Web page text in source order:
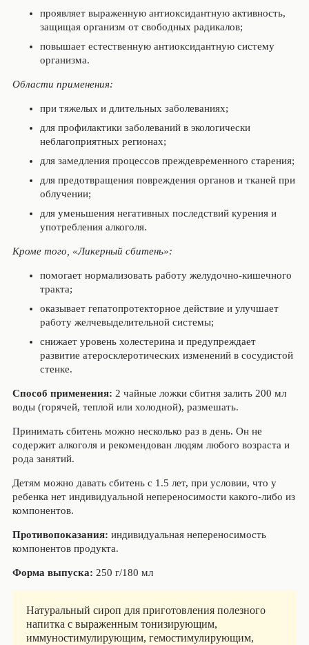
проявляет выраженную антиоксидантную активность,
защищая организм от свободных радикалов;
повышает естественную антиоксидантную систему
организма.
Области применения:
при тяжелых и длительных заболеваниях;
для профилактики заболеваний в экологически
неблагоприятных регионах;
для замедления процессов преждевременного старения;
для предотвращения повреждения органов и тканей при
облучении;
для уменьшения негативных последствий курения и
употребления алкоголя.
Кроме того, «Ликерный сбитень»:
помогает нормализовать работу желудочно-кишечного
тракта;
оказывает гепатопротекторное действие и улучшает
работу желчевыделительной системы;
снижает уровень холестерина и предупреждает
развитие атеросклеротических изменений в сосудистой
стенке.
Способ применения: 2 чайные ложки сбитня залить 200 мл
воды (горячей, теплой или холодной), размешать.
Принимать сбитень можно несколько раз в день. Он не
содержит алкоголя и рекомендован людям любого возраста и
рода занятий.
Детям можно давать сбитень с 1.5 лет, при условии, что у
ребенка нет индивидуальной непереносимости какого-либо из
компонентов.
Противопоказания: индивидуальная непереносимость
компонентов продукта.
Форма выпуска: 250 г/180 мл
Натуральный сироп для приготовления полезного
напитка с выраженным тонизирующим,
иммуностимулирующим, гемостимулирующим,